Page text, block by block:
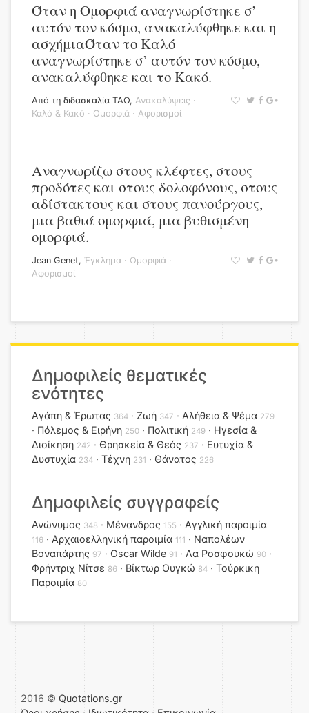
Όταν η Ομορφιά αναγνωρίστηκε σ’
αυτόν τον κόσμο, ανακαλύφθηκε και η
ασχήμιαΌταν το Καλό
αναγνωρίστηκε σ’ αυτόν τον κόσμο,
ανακαλύφθηκε και το Κακό.
Από τη διδασκαλία ΤΑΟ, Ανακαλύψεις ·
Καλό & Κακό · Ομορφιά · Αφορισμοί
Αναγνωρίζω στους κλέφτες, στους
προδότες και στους δολοφόνους, στους
αδίστακτους και στους πανούργους,
μια βαθιά ομορφιά, μια βυθισμένη
ομορφιά.
Jean Genet, Έγκλημα · Ομορφιά ·
Αφορισμοί
Δημοφιλείς θεματικές
ενότητες
Αγάπη & Έρωτας 364 Ζωή 347 Αλήθεια & Ψέμα 279
Πόλεμος & Ειρήνη 250 Πολιτική 249
Ηγεσία &
Διοίκηση 242 Θρησκεία & Θεός 237
Ευτυχία &
Δυστυχία 234 Τέχνη 231 Θάνατος 226
Δημοφιλείς συγγραφείς
Ανώνυμος 348 Μένανδρος 155 Αγγλική παροιμία
116 Αρχαιοελληνική παροιμία 111
Ναπολέων
Βοναπάρτης 97 Oscar Wilde 91 Λα Ροσφουκώ 90
Φρήντριχ Νίτσε 86 Βίκτωρ Ουγκώ 84
Τούρκικη
Παροιμία 80
2016 © Quotations.gr